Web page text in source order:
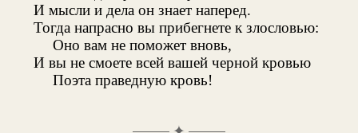
И мысли и дела он знает наперед.
Тогда напрасно вы прибегнете к злословью:
Оно вам не поможет вновь,
И вы не смоете всей вашей черной кровью
Поэта праведную кровь!